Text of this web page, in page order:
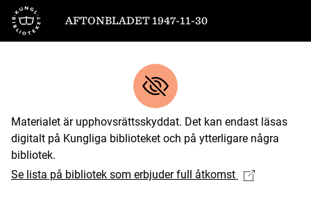
Till startsidan
AFTONBLADET 1947-11-30
Materialet är upphovsrättsskyddat. Det kan endast läsas
digitalt på Kungliga biblioteket och på ytterligare några
bibliotek.
Se lista på bibliotek som erbjuder full åtkomst